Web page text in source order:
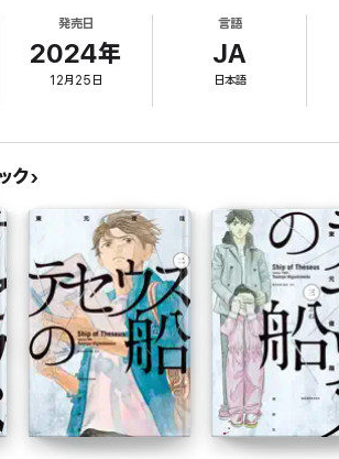
発売日
2024年
12月25日
言語
JA
日本語
ク